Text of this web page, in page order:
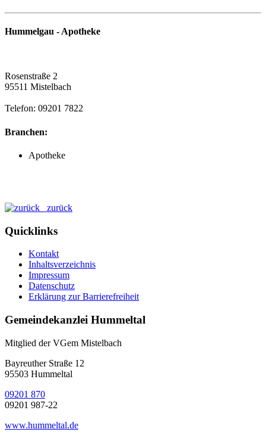
Hummelgau - Apotheke
Rosenstraße 2
95511 Mistelbach
Telefon: 09201 7822
Branchen:
Apotheke
zurück
Quicklinks
Kontakt
Inhaltsverzeichnis
Impressum
Datenschutz
Erklärung zur Barrierefreiheit
Gemeindekanzlei Hummeltal
Mitglied der VGem Mistelbach
Bayreuther Straße 12
95503 Hummeltal
09201 870
09201 987-22
www.hummeltal.de